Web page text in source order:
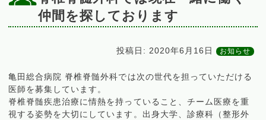
仲間を探しております
投稿日: 2020年6月16日 お知らせ
亀田総合病院 脊椎脊髄外科では次の世代を担っていただける
医師を募集しています。
脊椎脊髄疾患治療に情熱を持っていること、チーム医療を重
視する姿勢を大切にしています。出身大学、診療科（整形外